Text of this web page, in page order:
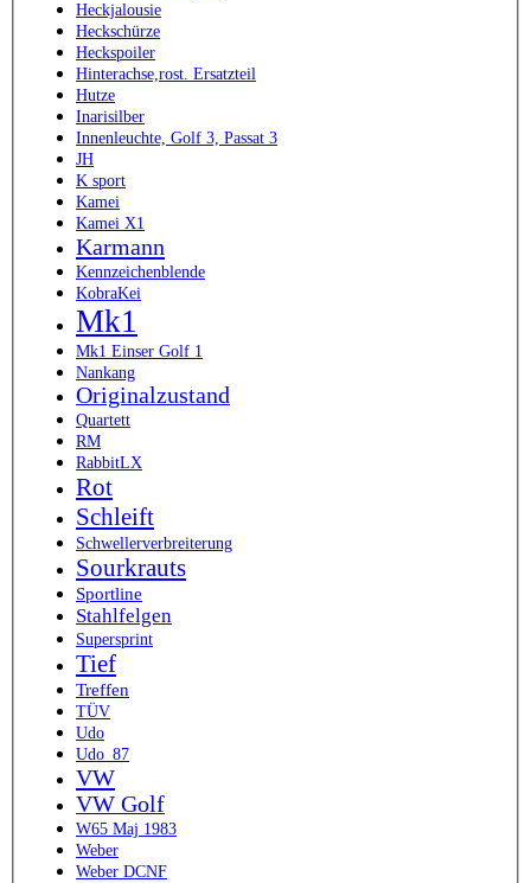
Heckjalousie
Heckschürze
Heckspoiler
Hinterachse,rost. Ersatzteil
Hutze
Inarisilber
Innenleuchte, Golf 3, Passat 3
JH
K sport
Kamei
Kamei X1
Karmann
Kennzeichenblende
KobraKei
Mk1
Mk1 Einser Golf 1
Nankang
Originalzustand
Quartett
RM
RabbitLX
Rot
Schleift
Schwellerverbreiterung
Sourkrauts
Sportline
Stahlfelgen
Supersprint
Tief
Treffen
TÜV
Udo
Udo_87
VW
VW Golf
W65 Maj 1983
Weber
Weber DCNF